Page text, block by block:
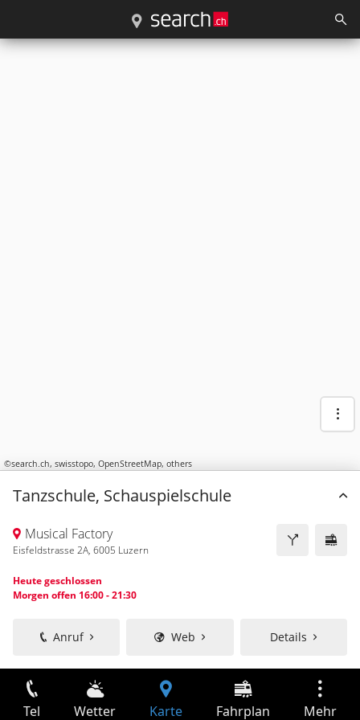
©search.ch, swisstopo, OpenStreetMap, others
Tanzschule, Schauspielschule
Musical Factory
Eisfeldstrasse 2A, 6005 Luzern
Heute geschlossen
Morgen offen 16:00 - 21:30
Anruf Web Details
Tel Wetter Karte Fahrplan Mehr